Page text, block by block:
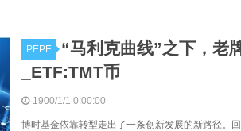
PEPE
“马利克曲线”之下，老
_ETF:TMT币
1900/1/1 0:00:00
博时基金依靠转型走出了一条创新发展的新路径。